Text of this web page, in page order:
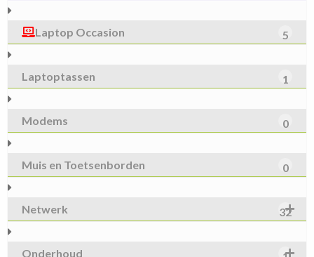
Laptop Occasion 5
Laptoptassen 1
Modems 0
Muis en Toetsenborden 0
Netwerk 32
Onderhoud